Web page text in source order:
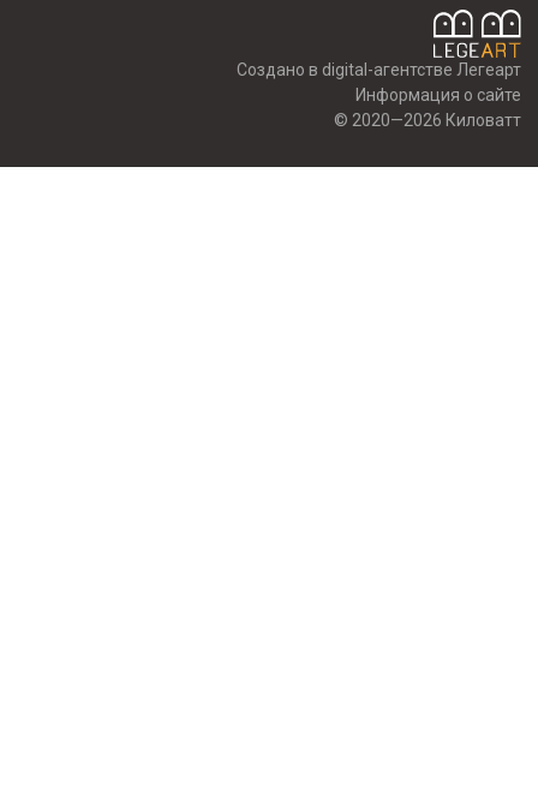
© 2020—2026 Киловатт
Создано в digital-агентстве Легеарт
Информация о сайте